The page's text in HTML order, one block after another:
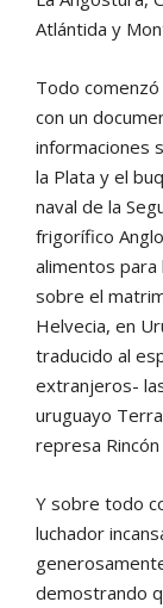
Atlántida y
Todo
con un
informaciones
la Plata y el
naval de la
frigorífico
alimentos para
sobre el
Helvecia, en
traducido al
extranjeros-
uruguayo
represa
Y sobre todo
luchador
demostrando